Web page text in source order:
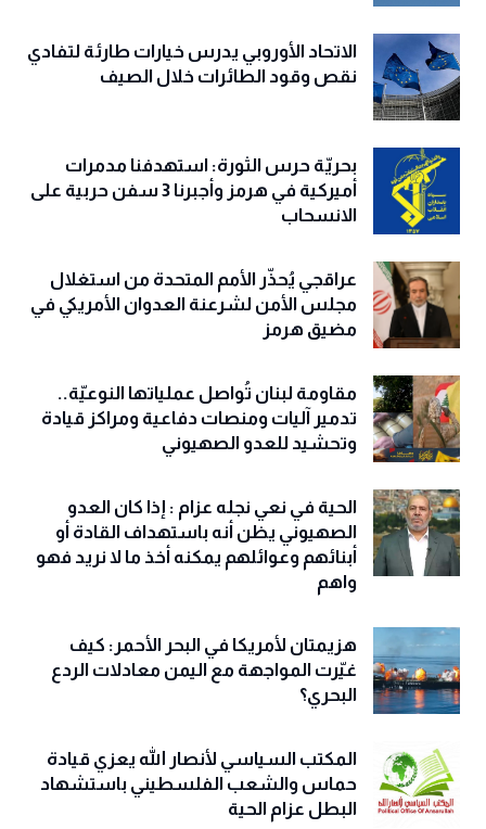
الاتحاد الأوروبي يدرس خيارات طارئة لتفادي
نقص وقود الطائرات خلال الصيف
بحريّة حرس الثورة: استهدفنا مدمرات
أميركية في هرمز وأجبرنا 3 سفن حربية على
الانسحاب
عراقجي يُحذّر الأمم المتحدة من استغلال
مجلس الأمن لشرعنة العدوان الأمريكي في
مضيق هرمز
مقاومة لبنان تُواصل عملياتها النوعيّة..
تدمير آليات ومنصات دفاعية ومراكز قيادة
وتحشيد للعدو الصهيوني
الحية في نعي نجله عزام : إذا كان العدو
الصهيوني يظن أنه باستهداف القادة أو
أبنائهم وعوائلهم يمكنه أخذ ما لا نريد فهو
واهم
هزيمتان لأمريكا في البحر الأحمر: كيف
غيّرت المواجهة مع اليمن معادلات الردع
البحري؟
المكتب السياسي لأنصار الله يعزي قيادة
حماس والشعب الفلسطيني باستشهاد
البطل عزام الحية